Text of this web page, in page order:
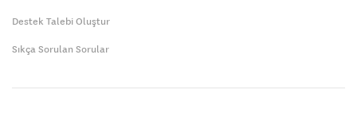
Destek Talebi Oluştur
Sıkça Sorulan Sorular